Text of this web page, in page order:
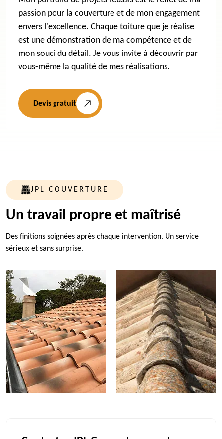
passion pour la couverture et de mon engagement
envers l'excellence. Chaque toiture que je réalise
est une démonstration de ma compétence et de
mon souci du détail. Je vous invite à découvrir par
vous-même la qualité de mes réalisations.
Devis gratuit
JPL COUVERTURE
Un travail propre et maîtrisé
Des finitions soignées après chaque intervention. Un service
sérieux et sans surprise.